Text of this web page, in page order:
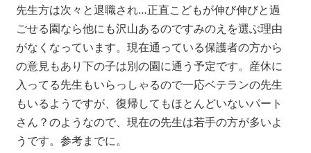
先生方は次々と退職され…正直こどもが伸び伸びと過
ごせる園なら他にも沢山あるのですみのえを選ぶ理由
がなくなっています。現在通っている保護者の方から
の意見もあり下の子は別の園に通う予定です。産休に
入ってる先生もいらっしゃるので一応ベテランの先生
もいるようですが、復帰してもほとんどいないパート
さん？のようなので、現在の先生は若手の方が多いよ
うです。参考までに。